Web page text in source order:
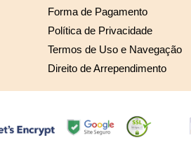
Forma de Pagamento
Política de Privacidade
Termos de Uso e Navegação
Direito de Arrependimento